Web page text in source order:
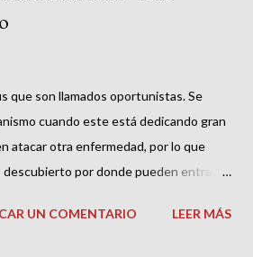
que son llamados oportunistas. Se
cuando este está dedicando gran
atacar otra enfermedad, por lo que
descubierto por donde pueden entrar y
y sociológico, el
UN COMENTARIO LEER MÁS